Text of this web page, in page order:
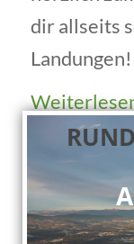
dir allseits
Landungen!
09.03.2025